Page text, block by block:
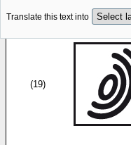
Translate this text into
(19)